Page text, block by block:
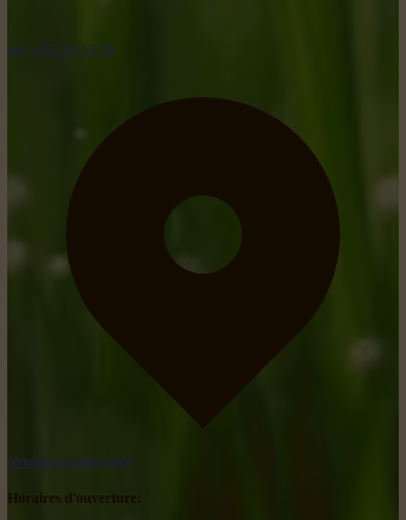
tel: +352 26 15 26
obtenir un itinéraire
Horaires d'ouverture: